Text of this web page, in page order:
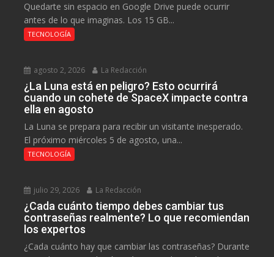
Quedarte sin espacio en Google Drive puede ocurrir
antes de lo que imaginas. Los 15 GB...
TECNOLOGÍA
agosto 2, 2026 La Redacción
¿La Luna está en peligro? Esto ocurrirá
cuando un cohete de SpaceX impacte contra
ella en agosto
La Luna se prepara para recibir un visitante inesperado.
El próximo miércoles 5 de agosto, una...
TECNOLOGÍA
julio 29, 2026 La Redacción
¿Cada cuánto tiempo debes cambiar tus
contraseñas realmente? Lo que recomiendan
los expertos
¿Cada cuánto hay que cambiar las contraseñas? Durante